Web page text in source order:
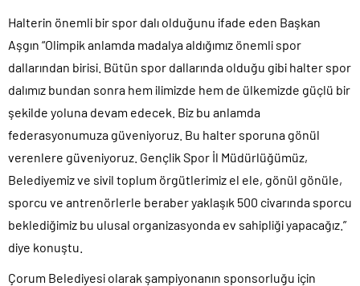
Halterin önemli bir spor dalı olduğunu ifade eden Başkan
Aşgın “Olimpik anlamda madalya aldığımız önemli spor
dallarından birisi. Bütün spor dallarında olduğu gibi halter spor
dalımız bundan sonra hem ilimizde hem de ülkemizde güçlü bir
şekilde yoluna devam edecek. Biz bu anlamda
federasyonumuza güveniyoruz. Bu halter sporuna gönül
verenlere güveniyoruz. Gençlik Spor İl Müdürlüğümüz,
Belediyemiz ve sivil toplum örgütlerimiz el ele, gönül gönüle,
sporcu ve antrenörlerle beraber yaklaşık 500 civarında sporcu
beklediğimiz bu ulusal organizasyonda ev sahipliği yapacağız.”
diye konuştu.
Çorum Belediyesi olarak şampiyonanın sponsorluğu için